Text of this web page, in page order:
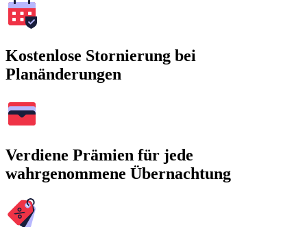
Kostenlose Stornierung bei
Planänderungen
Verdiene Prämien für jede
wahrgenommene Übernachtung